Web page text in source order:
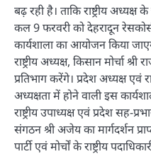
बढ़ रही है। ताकि राष्ट्रीय
कल 9 फरवरी को देहरादून
कार्यशाला का आयोजन किया
राष्ट्रीय अध्यक्ष, किसान मोर्चा
प्रतिभाग करेंगे। प्रदेश अध्यक्ष एवं
अध्यक्षता में होने वाली इस
राष्ट्रीय उपाध्यक्ष एवं प्रदेश सह-
संगठन श्री अजेय का मार्गदर्शन
पार्टी एवं मोर्चों के राष्ट्रीय